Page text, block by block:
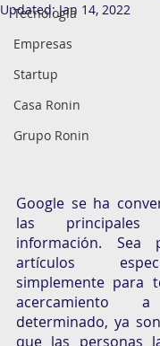
Tecnología
Empresas
Startup
Casa Ronin
Grupo Ronin
Updated:Jan 14, 2022
Google se ha
las
información. Sea
artículos
simplemente para
determinado, ya
que las personas